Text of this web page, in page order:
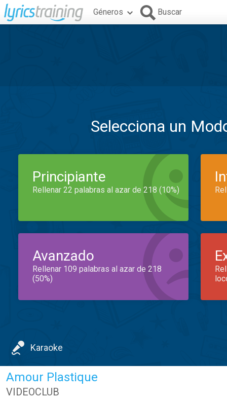
Géneros Buscar
Selecciona un
Principiante
Rellenar 22 palabras al azar de 218 (10%)
Avanzado
Rellenar 109 palabras al azar de 218
(50%)
Karaoke
Amour Plastique
VIDEOCLUB